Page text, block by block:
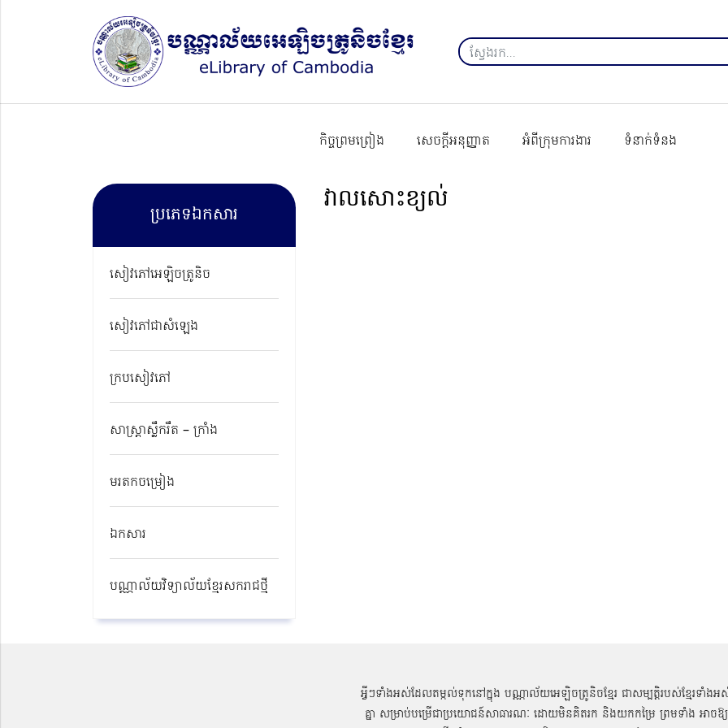
កិច្ចព្រមព្រៀង សេចក្ដីអនុញ្ញាត អំពីក្រុមការងារ ទំនាក់ទំនង
ប្រភេទឯកសារ
សៀវភៅអេឡិចត្រូនិច
សៀវភៅជាសំឡេង
ក្របសៀវភៅ
សាស្ត្រាស្លឹករឹត – ក្រាំង
មរតកចម្រៀង
ឯកសារ
បណ្ណាល័យវិទ្យាល័យខ្មែរសករាជថ្មី​
វាលសោះខ្យល់
អ្វីៗទាំងអស់ដែលតម្កល់ទុកនៅក្នុង បណ្ណាល័យអេឡិចត្រូនិចខ្មែរ ជាសម្បតិ្តរបស់ខ្មែរទាំងអ
គ្នា សម្រាប់បម្រើជាប្រយោជន៍សាធារណៈ ដោយមិនគិតរក និងយកកម្រៃ ព្រមទាំង អាចឱ្យ